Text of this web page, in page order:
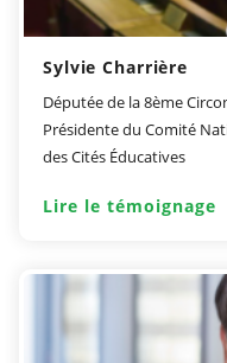
Sylvie Charrière
Députée de la 8ème
Présidente du Comité
des Cités Éducatives
Lire le témoignage